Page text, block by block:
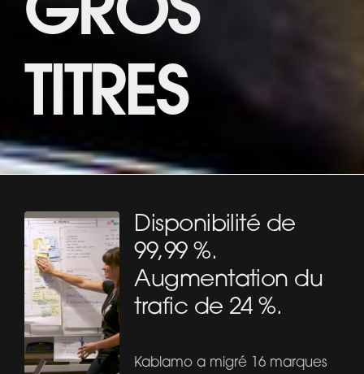
GROS
TITRES
Disponibilité de
99,99 %.
Augmentation du
trafic de 24 %.
Kablamo a migré 16 marques